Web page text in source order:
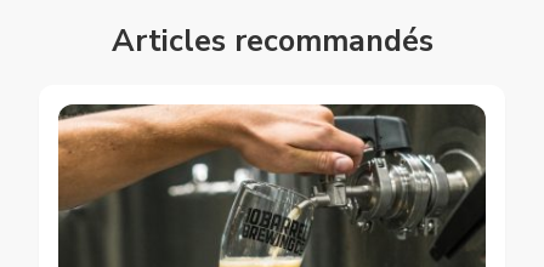
Articles recommandés